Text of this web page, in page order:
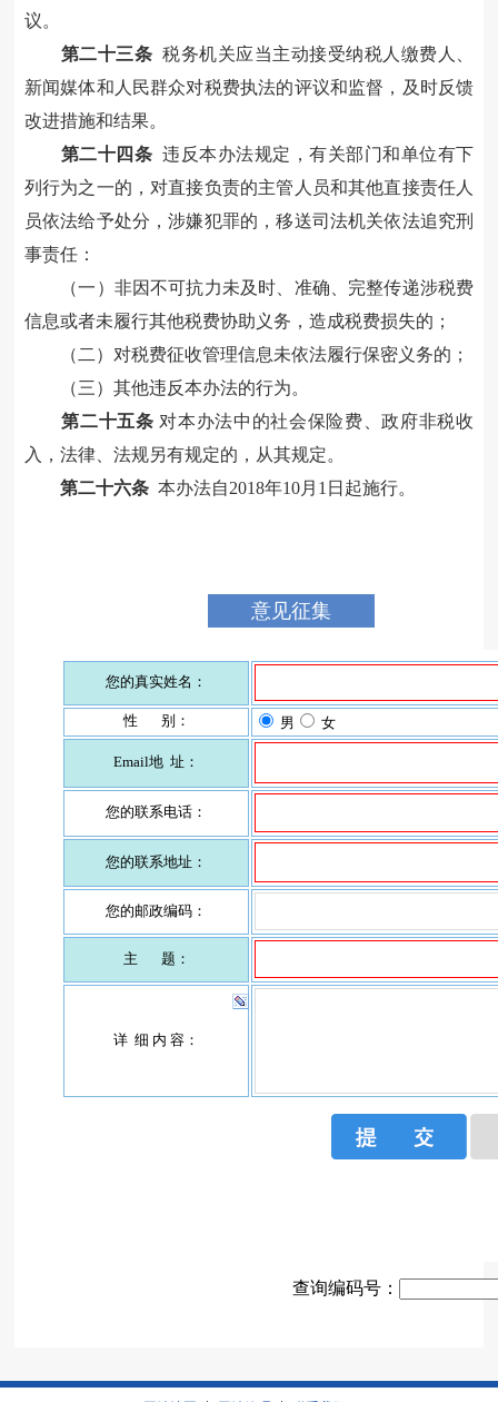
议。
第二十三条 税务机关应当主动接受纳税人 缴费人
新闻媒体和人民群众对税费执法的评议和监督，及时反馈
改进措施和结果。
第二十四条 违反本办法规定，有关部门和单位有下
列行为之一的，对直接负责的主管人员和其他直接责任人
员依法给予处分，涉嫌犯罪的，移送司法机关依法追究刑
事责任：
（一）非因不可抗力未及时、准确、完整传递涉税费
信息或者未履行其他税费协助义务，造成税费损失的；
（二）对税费征收管理信息未依法履行保密义务的；
（三）其他违反本办法的行为。
第二十五条 对本办法中的社会保险费、政府非税收
入，法律、法规另有规定的，从其规定。
第二十六条 本办法自2018年10月 1 日起施行。
意见征集
查询编码号：